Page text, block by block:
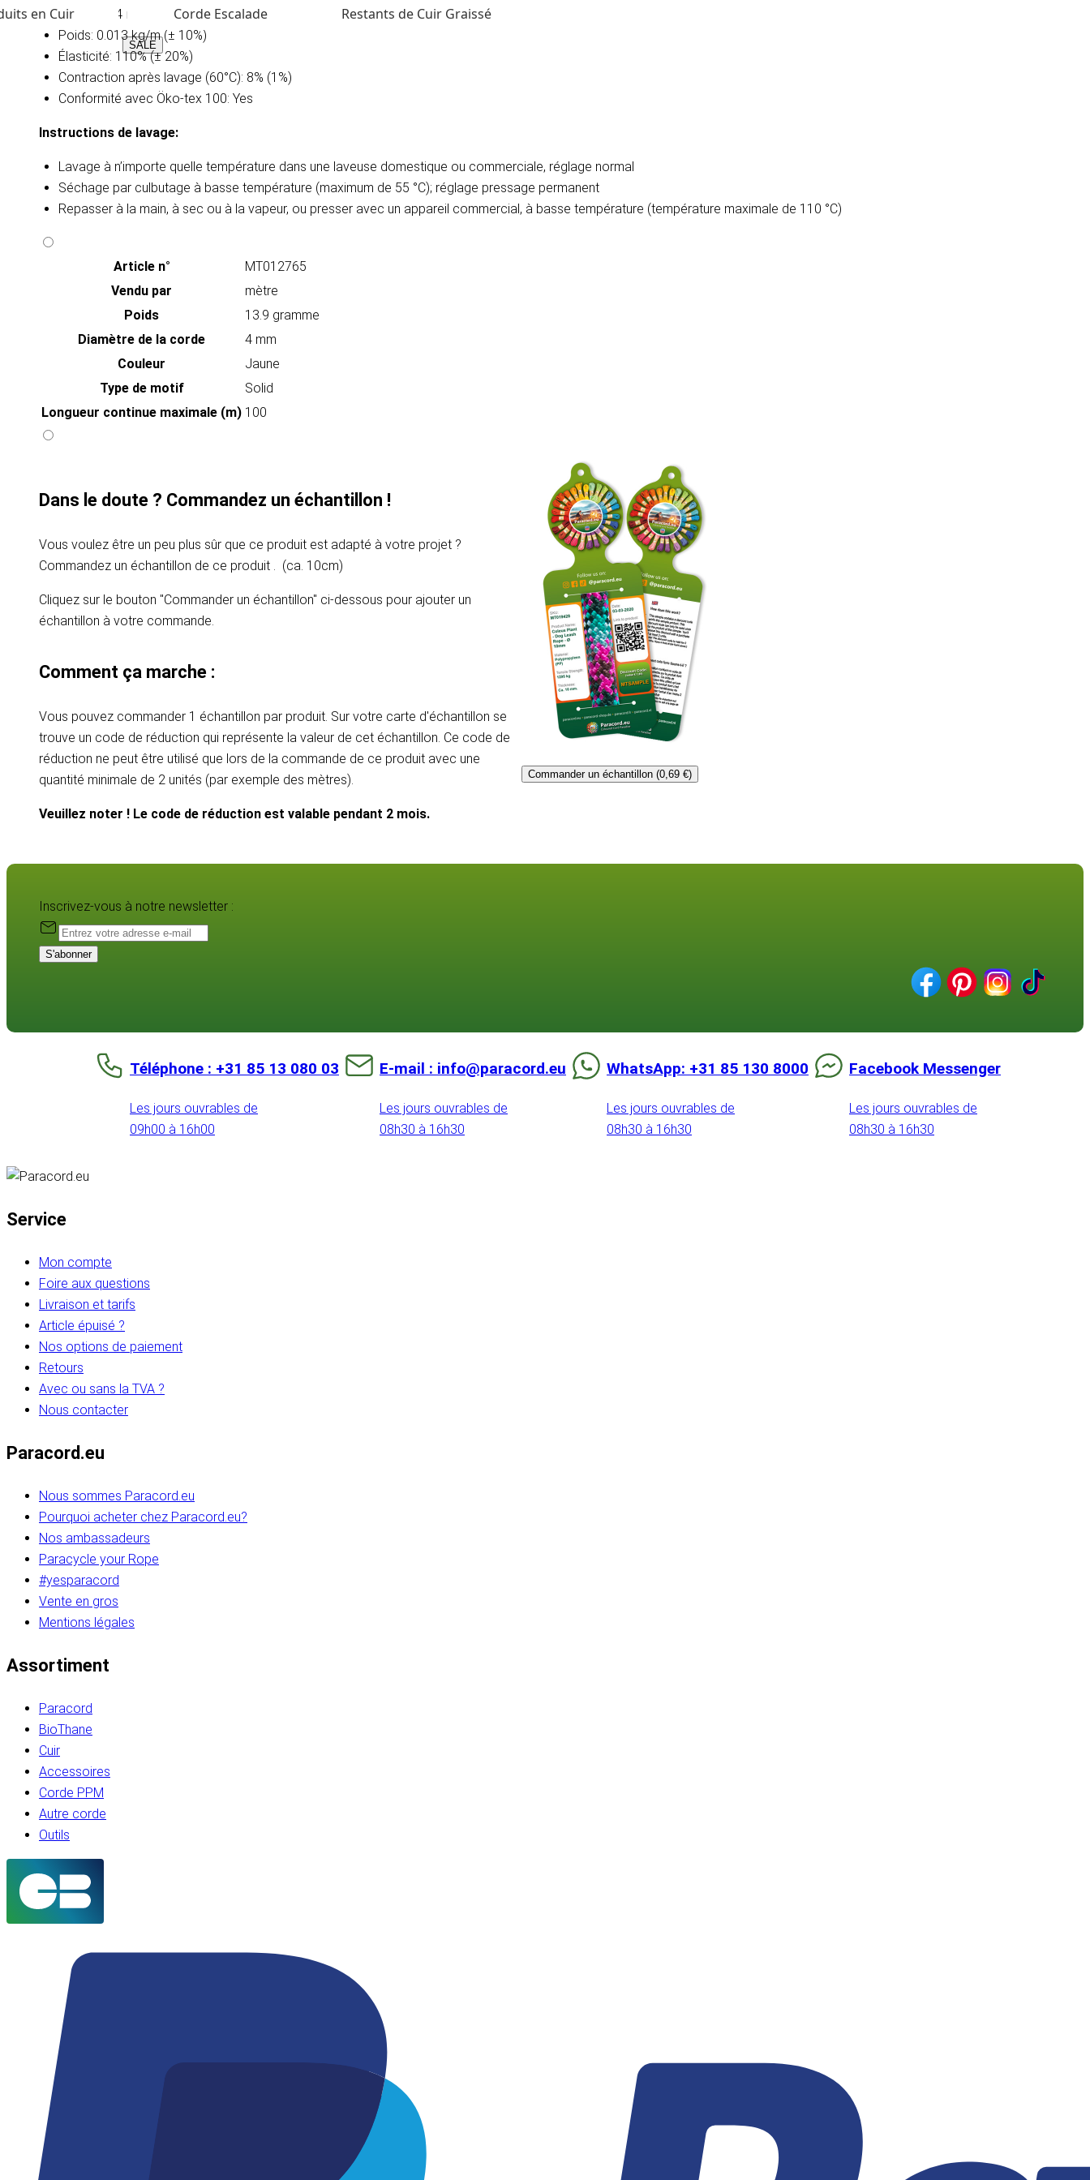
en Cuir Corde Escalade Restants de Cuir Graissé
SALE
Diaméter: 4 mm
Poids: 0.013 kg/m (± 10%)
Élasticité: 110% (± 20%)
Contraction après lavage (60°C): 8% (1%)
Conformité avec Öko-tex 100: Yes
Instructions de lavage​:
Lavage à n’importe quelle température dans une laveuse domestique ou commerciale, réglage normal
Séchage par culbutage à basse température (maximum de 55 °C); réglage pressage permanent
Repasser à la main, à sec ou à la vapeur, ou presser avec un appareil commercial, à basse température (température maximale de 110 °C)
Article n°
MT012765
Vendu par
mètre
Poids
13.9 gramme
Diamètre de la corde
4 mm
Couleur
Jaune
Type de motif
Solid
Longueur continue maximale (m) 100
Dans le doute ? Commandez un échantillon !
Vous voulez être un peu plus sûr que ce produit est adapté à votre projet ?
Commandez un échantillon de ce produit . (ca. 10cm)
Cliquez sur le bouton "Commander un échantillon" ci-dessous pour ajouter un
échantillon à votre commande.
Comment ça marche :
Vous pouvez commander 1 échantillon par produit. Sur votre carte d'échantillon se
trouve un code de réduction qui représente la valeur de cet échantillon. Ce code de
réduction ne peut être utilisé que lors de la commande de ce produit avec une
quantité minimale de 2 unités (par exemple des mètres).
Veuillez noter ! Le code de réduction est valable pendant 2 mois.
Commander un échantillon (0,69 €)
Inscrivez-vous à notre newsletter :
S'abonner
Téléphone : +31 85 13 080 03
Les jours ouvrables de
09h00 à 16h00
E-mail : info@paracord.eu
Les jours ouvrables de
08h30 à 16h30
WhatsApp: +31 85 130 8000
Les jours ouvrables de
08h30 à 16h30
Facebook Messenger
Les jours ouvrables de
08h30 à 16h30
Service
Mon compte
Foire aux questions
Livraison et tarifs
Article épuisé ?
Nos options de paiement
Retours
Avec ou sans la TVA ?
Nous contacter
Paracord.eu
Nous sommes Paracord.eu
Pourquoi acheter chez Paracord.eu?
Nos ambassadeurs
Paracycle your Rope
#yesparacord
Vente en gros
Mentions légales
Assortiment
Paracord
BioThane
Cuir
Accessoires
Corde PPM
Autre corde
Outils